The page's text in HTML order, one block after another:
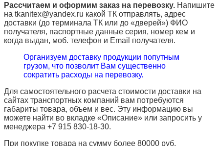
Рассчитаем и оформим заказ на перевозку. Напишите
на tkanitex@yandex.ru какой ТК отправлять, адрес
доставки (до терминала ТК или до «дверей») ФИО
получателя, паспортные данные серия, номер кем и
когда выдан, моб. телефон и Email получателя.
Организуем доставку продукции попутным
грузом, что позволит Вам существенно
сократить расходы на перевозку.
Для самостоятельного расчета стоимости доставки на
сайтах транспортных компаний вам потребуются
габариты товара, объем и вес. Эту информацию вы
можете найти во вкладке «Описание» или запросить у
менеджера +7 915 830-18-30.
При покупке товара на сумму более 80000 руб.